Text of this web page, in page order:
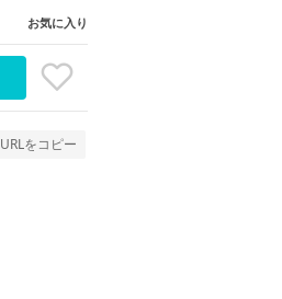
お気に入り
URLをコピー